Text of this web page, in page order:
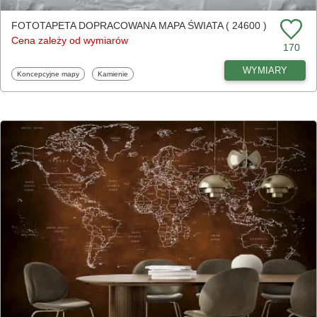
FOTOTAPETA DOPRACOWANA MAPA ŚWIATA ( 24600 )
Cena zależy od wymiarów
170
Fototapety
Koncepcyjne mapy Fototapety
Kamienie WYMIARY